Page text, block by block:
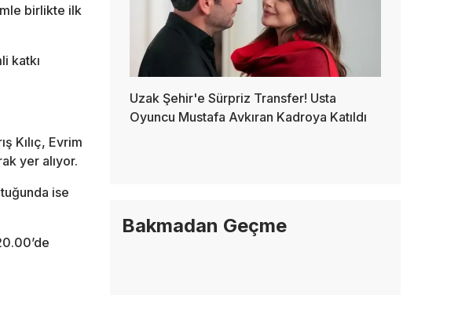
birlikte ilk
katkı
Kılıç, Evrim
yer alıyor.
ise
Uzak Şehir'e Sürpriz Transfer! Usta
Oyuncu Mustafa Avkıran Kadroya Katıldı
Bakmadan Geçme